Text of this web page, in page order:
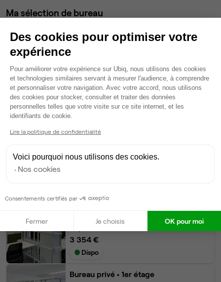
Ma sélection de bureau
5
1 398 €
Dispo
Modifier
Autres bureaux de cet espace :
Bureau privé
59postes • 25 m²
Bureau privé
3 354 €
Dispo
Bureau privé • 1er étage
Des cookies pour optimiser votre
expérience
Plateforme de Gestion du
Pour améliorer votre expérience sur Ubiq, nous utilisons des cookies
et technologies similaires servant à mesurer l'audience, à comprendre
et personnaliser votre navigation. Avec votre accord, nous utilisons
des cookies pour stocker, consulter et traiter des données
personnelles telles que votre visite sur ce site internet, et les
identifiants de cookie.
Lire la politique de confidentialité
Voici pourquoi nous utilisons des cookies.
Nos cookies
Consentements certifiés par
Fermer Je choisis OK pour moi